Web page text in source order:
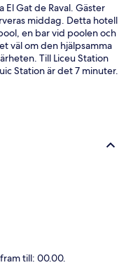
El Gat de Raval. Gäster
middag. Detta hotell
en bar vid poolen och
väl om den hjälpsamma
Till Liceu Station
Station är det 7 minuter.
till: 00.00.